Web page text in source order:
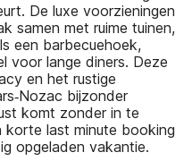
De luxe voorzieningen
samen met ruime tuinen,
een barbecuehoek,
voor lange diners. Deze
en het rustige
bijzonder
komt zonder in te
last minute booking
opgeladen vakantie.